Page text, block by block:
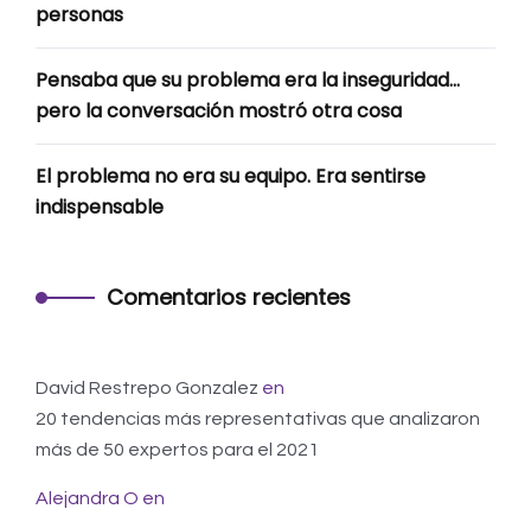
personas
Pensaba que su problema era la inseguridad…
pero la conversación mostró otra cosa
El problema no era su equipo. Era sentirse
indispensable
Comentarios recientes
David Restrepo Gonzalez en
20 tendencias más representativas que analizaron
más de 50 expertos para el 2021
Alejandra O en